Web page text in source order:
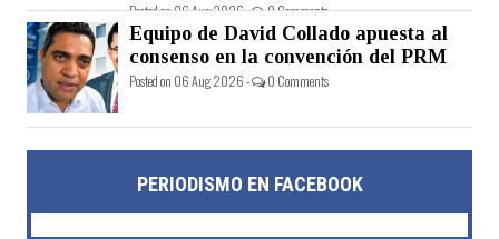
Posted on 06 Aug 2026 - 0 Comments
Equipo de David Collado apuesta al
consenso en la convención del PRM
Posted on 06 Aug 2026 - 0 Comments
PERIODISMO EN FACEBOOK